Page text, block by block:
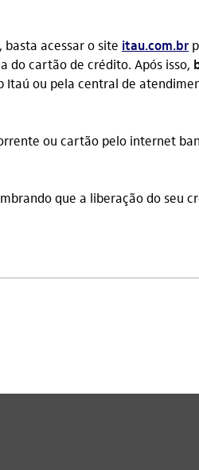
acessar o site itau.com.br
do cartão de crédito. Após isso,
Itaú ou pela central de
ou cartão pelo internet
que a liberação do seu